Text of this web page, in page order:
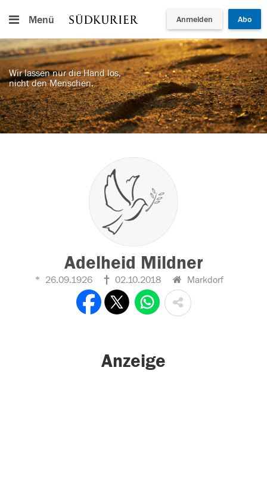
Menü Anmelden Abo
Wir lassen nur die Hand los,
nicht den Menschen.
Adelheid Mildner
26.09.1926 02.10.2018 Markdorf
Anzeige